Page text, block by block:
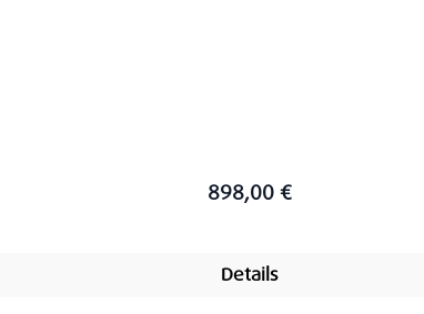
898,00 €
Details